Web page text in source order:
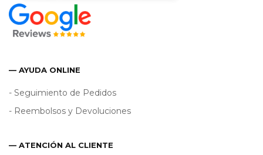
— AYUDA ONLINE
- Seguimiento de Pedidos
- Reembolsos y Devoluciones
— ATENCIÓN AL CLIENTE